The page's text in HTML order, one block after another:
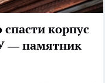
корпус
— памятник